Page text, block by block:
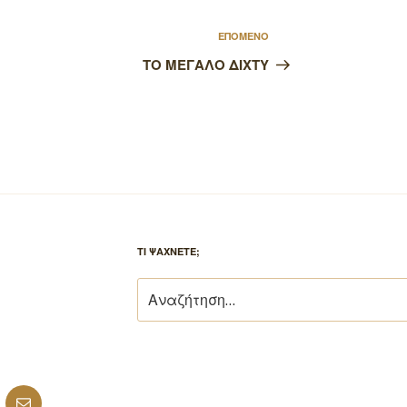
άρθρο
ΕΠΟΜΕΝΟ
ΤΟ ΜΕΓΑΛΟ ΔΙΧΤΥ
ΤΙ ΨΑΧΝΕΤΕ;
για:
Email